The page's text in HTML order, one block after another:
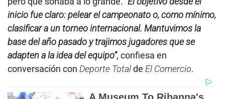
inicio fue claro: pelear el campeonato o, como mínimo,
clasificar a un torneo internacional. Mantuvimos la
base del año pasado y trajimos jugadores que se
adapten a la idea del equipo”, confiesa en
conversación con Deporte Totalde El Comercio.